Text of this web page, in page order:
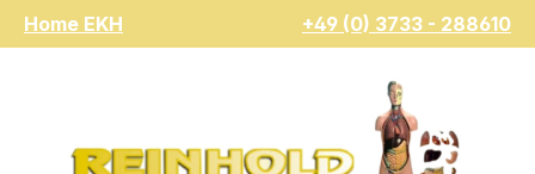
Zum Hauptinhalt springen
Home EKH +49 (0) 3733 - 288610